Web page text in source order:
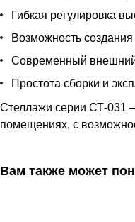
Гибкая регулировка
Возможность
Современный внешний
Простота сборки и
Стеллажи серии СТ-031
помещениях, с
Вам также может